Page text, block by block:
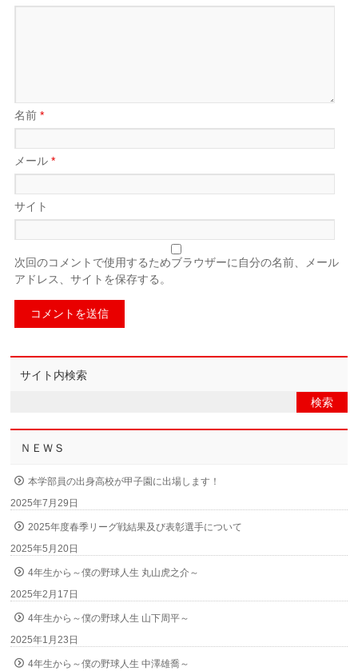
名前*
メール*
サイト
次回のコメントで使用するためブラウザーに自分の名前、メール
アドレス、サイトを保存する。
サイト内検索
ＮＥＷＳ
本学部員の出身高校が甲子園に出場します！
2025年7月29日
2025年度春季リーグ戦結果及び表彰選手について
2025年5月20日
4年生から～僕の野球人生 丸山虎之介～
2025年2月17日
4年生から～僕の野球人生 山下周平～
2025年1月23日
4年生から～僕の野球人生 中澤雄喬～